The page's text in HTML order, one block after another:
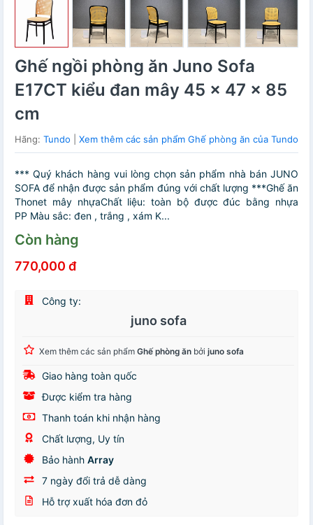
Ghế ngồi phòng ăn Juno Sofa
E17CT kiểu đan mây 45 x 47 x 85
cm
Hãng: Tundo Xem thêm các sản phẩm Ghế phòng ăn của Tundo
*** Quý khách hàng vui lòng chọn sản phẩm nhà bán JUNO
SOFA để nhận được sản phẩm đúng với chất lượng ***Ghế ăn
Thonet mây nhựaChất liệu: toàn bộ được đúc bằng nhựa
PP Màu sắc: đen , trắng , xám K...
Còn hàng
770,000 đ
Công ty:
juno sofa
Xem thêm các sản phẩm Ghế phòng ăn bởi juno sofa
Giao hàng toàn quốc
Được kiểm tra hàng
Thanh toán khi nhận hàng
Chất lượng, Uy tín
Bảo hành Array
7 ngày đổi trả dễ dàng
Hỗ trợ xuất hóa đơn đỏ